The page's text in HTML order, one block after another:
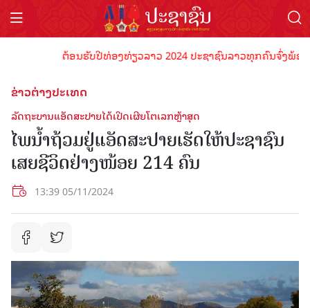
ຕ້ອນຮັບປີທ່ອງທ່ຽວລາວ 2024 ປະຊາຊົນລາວທຸກຄົນຈົ່ງພ້ອມ
ຂ່າວຕ່າງປະເທດ
ລັດຖະບານແອັດສະປາຍໄດ້ເປີດເຜີຍໂຕເລກຫຼ້າສຸດ
ໄພນ້ຳຖ້ວມຢູ່ແອັດສະປາຍເຮັດໃຫ້ປະຊາຊົນ
ເສຍຊີວິດຢ່າງໜ້ອຍ 214 ຄົນ
13:39 05/11/2024